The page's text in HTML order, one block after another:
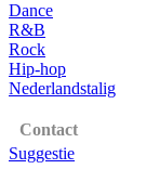
Dance
R&B
Rock
Hip-hop
Nederlandstalig
Contact
Suggestie